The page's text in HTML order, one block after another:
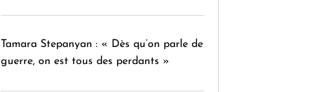
Tamara Stepanyan : « Dès qu’on parle de
guerre, on est tous des perdants »